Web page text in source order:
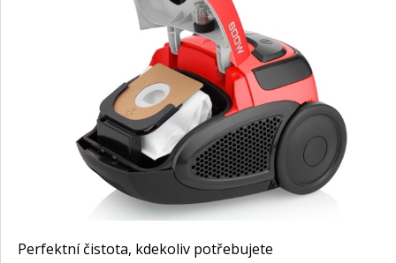
Perfektní čistota, kdekoliv potřebujete